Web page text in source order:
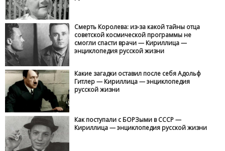
Смерть Королева: из-за какой тайны отца
советской космической программы не
смогли спасти врачи — Кириллица —
энциклопедия русской жизни
Какие загадки оставил после себя Адольф
Гитлер — Кириллица — энциклопедия
русской жизни
Как поступали с БОРЗыми в СССР —
Кириллица — энциклопедия русской жизни